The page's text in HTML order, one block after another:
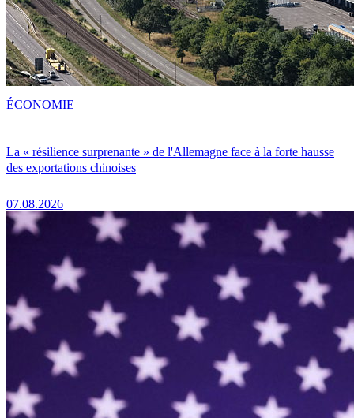
La « résilience surprenante » de l'Allemagne face à la forte hausse
des exportations chinoises
07.08.2026
ÉCONOMIE